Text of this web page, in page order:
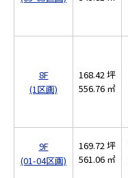
8F
(1区画)
168.42 坪
556.76 ㎡
9F
(01-04区画)
169.72 坪
561.06 ㎡